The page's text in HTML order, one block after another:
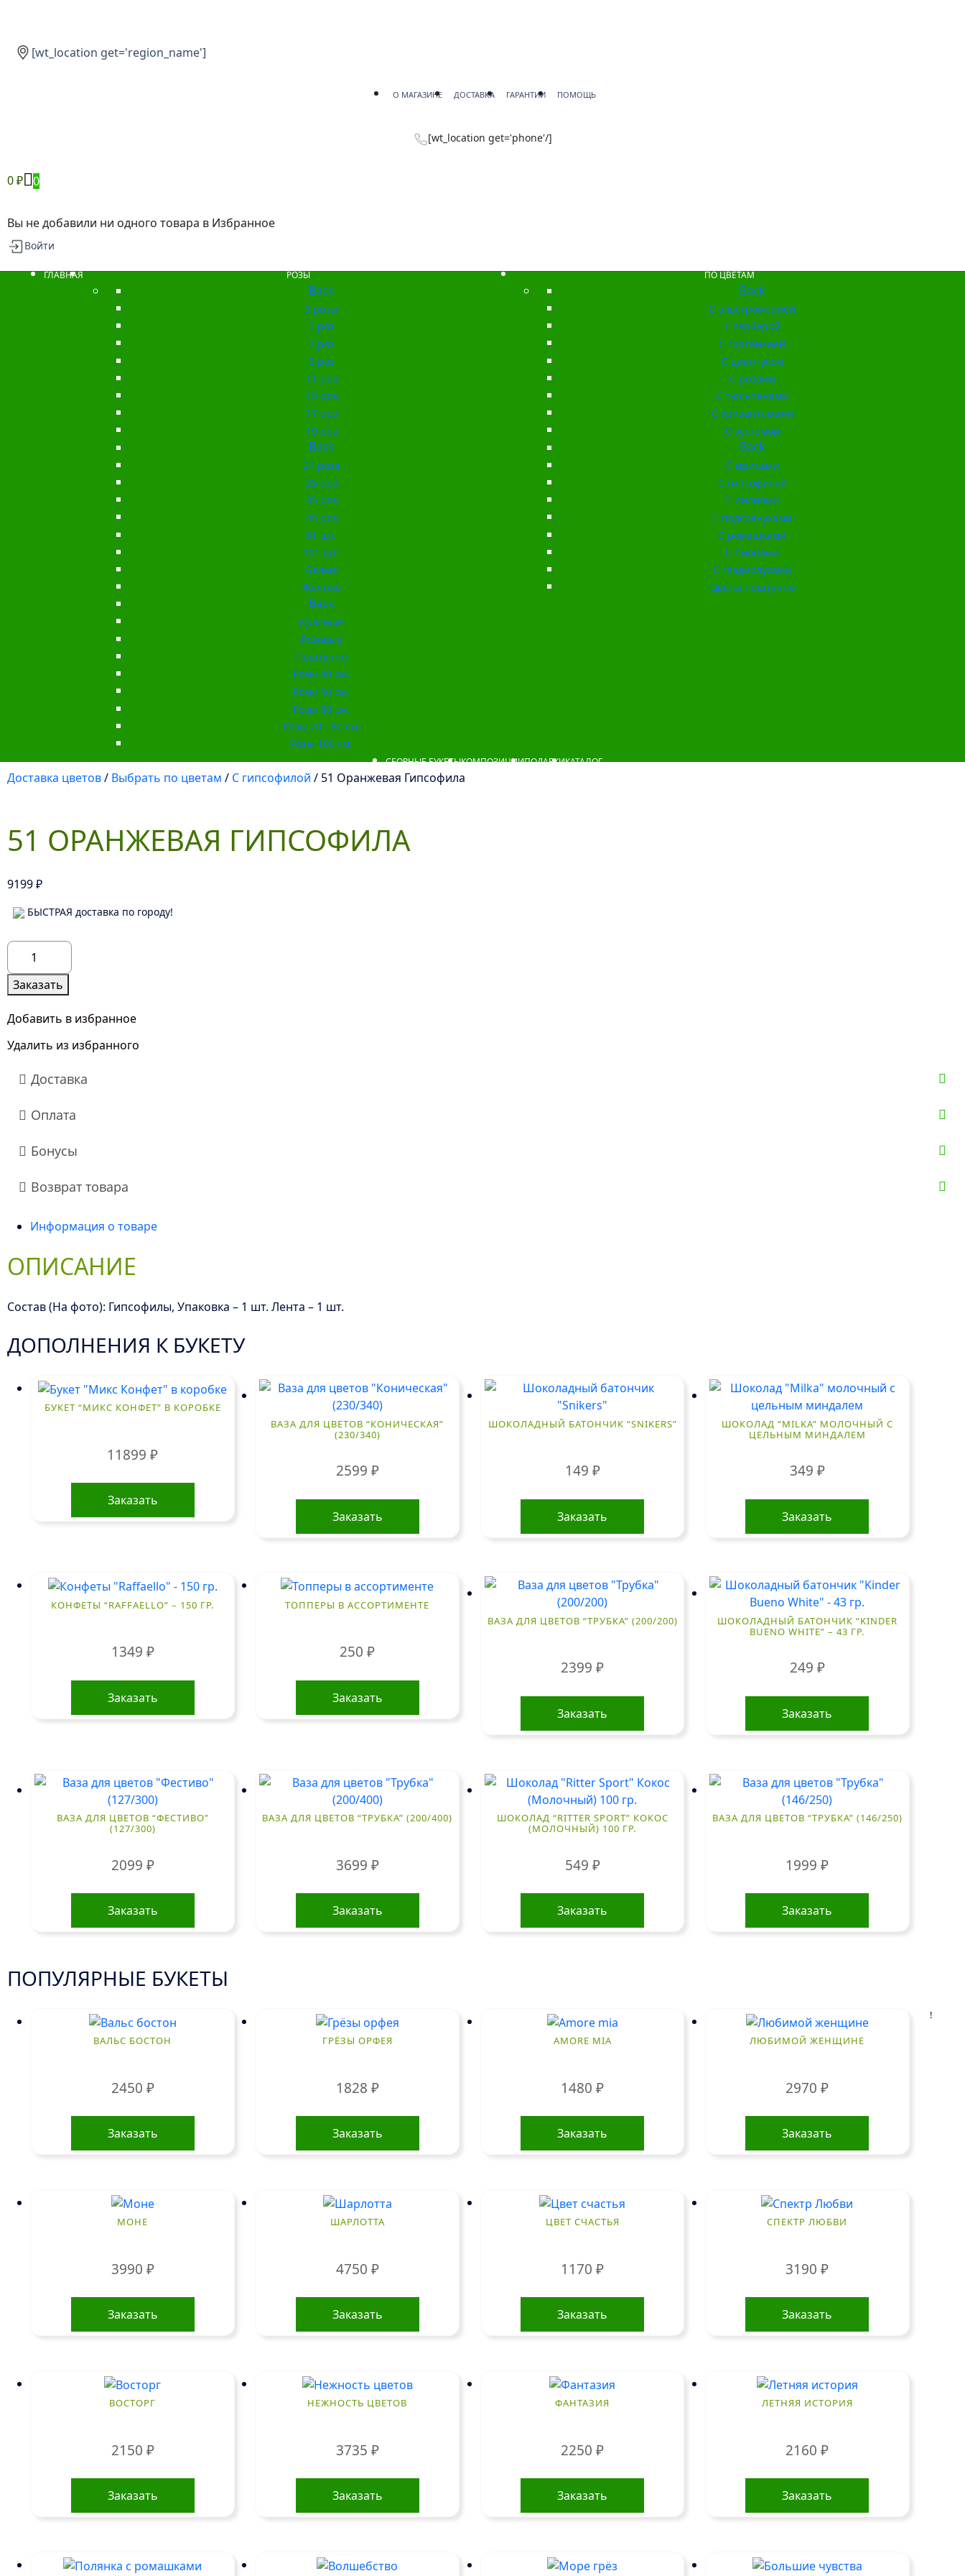
[wt_location get='region_name']
О МАГАЗИНЕ ДОСТАВКА ГАРАНТИИ ПОМОЩЬ
[wt_location get='phone'/]
0₽ 0
Вы не добавили ни одного товара в Избранное
Войти
ГЛАВНАЯ РОЗЫ
Back
3 розы
5 роз
7 роз
9 роз
11 роз
15 роз
17 роз
19 роз
Back
21 роза
25 роз
35 роз
45 роз
51 шт.
101 шт.
Белые
Жёлтые
Back
Красные
Розовые
Поштучно
Розы 40 см.
Розы 50 см.
Розы 60 см.
Розы 70 - 80 см.
Розы 100 см.
ПО ЦВЕТАМ
Back
С альстромерией
С герберой
С гортензией
С диантусом
С розами
С тюльпанами
С хризантемами
С эустомой
Back
С ирисами
С гипсофилой
С лилиями
С подсолнухами
С ромашками
С пионами
С гладиолусами
Цветы поштучно
СБОРНЫЕ БУКЕТЫКОМПОЗИЦИИПОДАРКИКАТАЛОГ
Доставка цветов/ Выбрать по цветам / С гипсофилой / 51 Оранжевая Гипсофила
51 ОРАНЖЕВАЯ ГИПСОФИЛА
9199₽
БЫСТРАЯ доставка по городу!
Количество
товара
51
Оранжевая
Гипсофила
Заказать
Добавить в избранное
Удалить из избранного
Доставка
Оплата
Бонусы
Возврат товара
Информация о товаре
ОПИСАНИЕ
Состав (На фото): Гипсофилы, Упаковка – 1 шт. Лента – 1 шт.
ДОПОЛНЕНИЯ К БУКЕТУ
БУКЕТ “МИКС КОНФЕТ” В КОРОБКЕ
11899₽
Заказать
ВАЗА ДЛЯ ЦВЕТОВ “КОНИЧЕСКАЯ”
(230/340)
2599 ₽
Заказать
ШОКОЛАДНЫЙ БАТОНЧИК “SNIKERS”
149 ₽
Заказать
ШОКОЛАД “MILKA” МОЛОЧНЫЙ С
ЦЕЛЬНЫМ МИНДАЛЕМ
349 ₽
Заказать
КОНФЕТЫ “RAFFAELLO” – 150 ГР.
1349 ₽
Заказать
ТОППЕРЫ В АССОРТИМЕНТЕ
250₽
Заказать
ВАЗА ДЛЯ ЦВЕТОВ “ТРУБКА” (200/200)
2399 ₽
Заказать
ШОКОЛАДНЫЙ БАТОНЧИК “KINDER
BUENO WHITE” – 43 ГР.
249 ₽
Заказать
ВАЗА ДЛЯ ЦВЕТОВ “ФЕСТИВО”
(127/300)
2099 ₽
Заказать
ВАЗА ДЛЯ ЦВЕТОВ “ТРУБКА” (200/400)
3699 ₽
Заказать
ШОКОЛАД “RITTER SPORT” КОКОС
(МОЛОЧНЫЙ) 100 ГР.
549 ₽
Заказать
ВАЗА ДЛЯ ЦВЕТОВ “ТРУБКА” (146/250)
1999₽
Заказать
ПОПУЛЯРНЫЕ БУКЕТЫ
ВАЛЬС БОСТОН
2450 ₽
Заказать
ГРЁЗЫ ОРФЕЯ
1828 ₽
Заказать
AMORE MIA
1480 ₽
Заказать
ЛЮБИМОЙ ЖЕНЩИНЕ
2970₽
Заказать
МОНЕ
3990 ₽
Заказать
ШАРЛОТТА
4750 ₽
Заказать
ЦВЕТ СЧАСТЬЯ
1170 ₽
Заказать
СПЕКТР ЛЮБВИ
3190₽
Заказать
ВОСТОРГ
2150 ₽
Заказать
НЕЖНОСТЬ ЦВЕТОВ
3735 ₽
Заказать
ФАНТАЗИЯ
2250 ₽
Заказать
ЛЕТНЯЯ ИСТОРИЯ
2160₽
Заказать
!